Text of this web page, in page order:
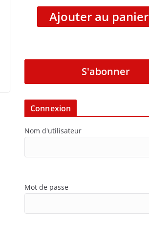
Ajouter au panier
S'abonner
Connexion
Nom d'utilisateur
Mot de passe